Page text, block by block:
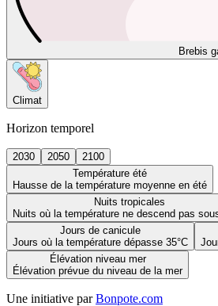
Brebis
Climat
Horizon temporel
2030 2050
2100
Température été
Hausse de la température moyenne en été
Nuits tropicales
Nuits où la température ne descend pas
Jours de canicule
Jours où la température dépasse 35°C
Élévation niveau mer
Élévation prévue du niveau de la mer
Une initiative par Bonpote.com